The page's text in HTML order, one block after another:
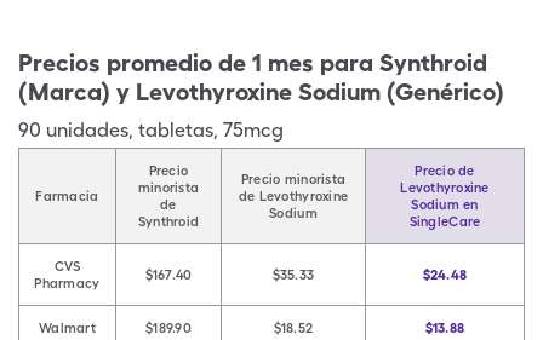
Precios promedio de 1 mes para Synthroid
(Marca) y Levothyroxine Sodium (Genérico)
90 unidades, tabletas, 75mcg
Farmacia
Precio
minorista
de
Synthroid
Precio minorista
de Levothyroxine
Sodium
Precio de
Levothyroxine
Sodium en
SingleCare
CVS
Pharmacy
$167.40 $35.33 $24.48
Walmart $189.90 $18.52 $13.88